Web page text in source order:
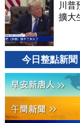
川普
擴大
今日整點新聞